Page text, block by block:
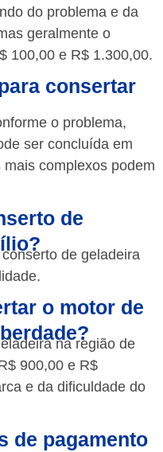
do problema e da
geralmente o
100,00 e R$ 1.300,00.
consertar
o problema,
ser concluída em
complexos podem
de
de geladeira
o motor de
na região de
900,00 e R$
e da dificuldade do
de pagamento